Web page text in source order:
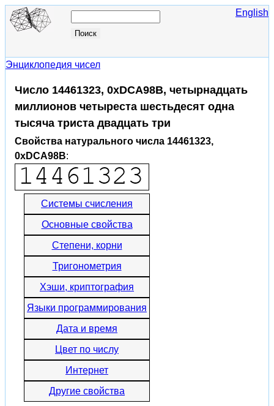
English
Энциклопедия чисел
Число 14461323, 0xDCA98B, четырнадцать
миллионов четыреста шестьдесят одна
тысяча триста двадцать три
Свойства натурального числа 14461323,
0xDCA98B:
Системы счисления
Основные свойства
Степени, корни
Тригонометрия
Хэши, криптография
Языки программирования
Дата и время
Цвет по числу
Интернет
Другие свойства